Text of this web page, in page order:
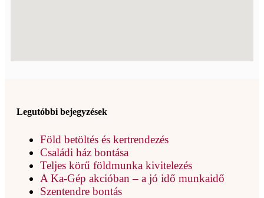
Legutóbbi bejegyzések
Föld betöltés és kertrendezés
Családi ház bontása
Teljes körű földmunka kivitelezés
A Ka-Gép akcióban – a jó idő munkaidő
Szentendre bontás